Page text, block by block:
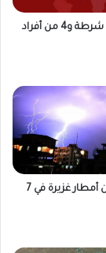
الإعدام لضابط شرطة و4 من أفراد
الأرصاد تحذر من أمطار غزيرة في 7